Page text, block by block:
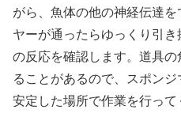
がら、魚体の他の神経伝達
ヤーが通ったらゆっくり引
の反応を確認します。道具
ることがあるので、スポンジ
安定した場所で作業を行って